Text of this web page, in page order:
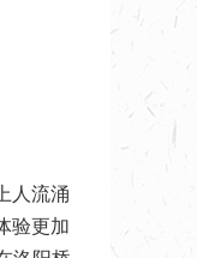
人流涌
验更加